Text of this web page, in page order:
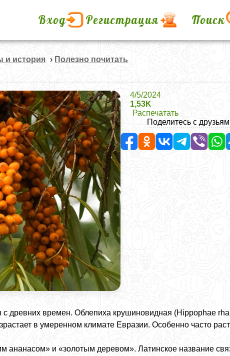
Вход Регистрация Поиск
и история › Полезно почитать
4/5/2024
1,53K
Распечатать
Поделитесь с
с древних времен. Облепиха крушиновидная (Hippophae
в умеренном климате Евразии. Особенно часто
ананасом» и «золотым деревом». Латинское название